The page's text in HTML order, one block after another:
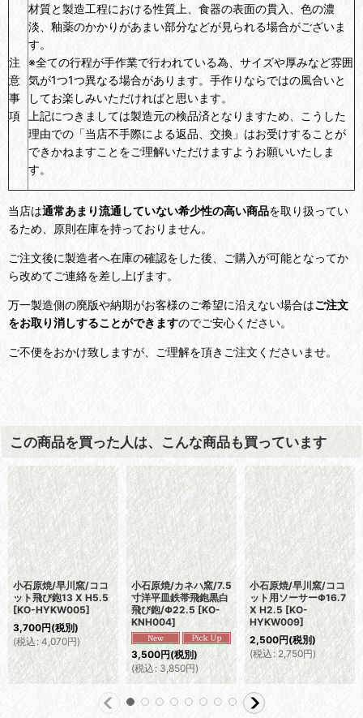
注
意
事
項
材質と製造工程における性質上、食器の表面の貫入、色の濃
淡、釉薬のかかりがあまい部分などが見られる場合がございま
す。
※全ての行程が手作業で行われている為、サイズや厚みなど雰囲
気が1つ1つ異なる場合があります。手作りならではの風合いと
してお楽しみいただければと思います。
上記につきましては製造元の検品済となりますため、こうした
理由での「当店不手際による返品、交換」はお受けすることが
できかねますことをご理解いただけますようお願いいたしま
す。
当店は通常あまり流通していない希少性の高い商品を取り扱ってい
るため、原則在庫を持っておりません。
ご注文後に製造者へ在庫の確認をした後、ご購入が可能となってか
ら改めてご連絡を差し上げます。
万一製造側の廃版や納期がお客様のご希望に沿えない場合はご注文
をお取り消しすることができますのでご安心ください。
ご不便をおかけ致しますが、ご理解を頂きご注文くださいませ。
この商品を買った人は、こんな商品も買っています
小石原焼/早川窯/ココ
ット飛び鉋13 X H5.5
[KO-HYKW005]
3,700円(税別)
(税込 : 4,070円)
小石原焼/カネハ窯/7.5
寸洋平皿鉄帯飛鉋黒白
飛び鉋/Φ22.5 [KO-
KNH004]
3,500円(税別)
(税込: 3,850円)
小石原焼/早川窯/ココ
ット用ソーサーΦ16.7
X H2.5 [KO-
HYKW009]
2,500円(税別)
(税込: 2,750円)